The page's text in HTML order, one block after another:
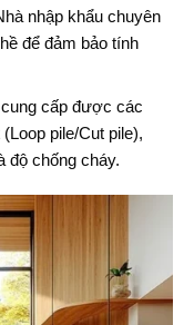
nhập khẩu chuyên
để đảm bảo tính
cấp được các
pile/Cut pile),
độ chống cháy.